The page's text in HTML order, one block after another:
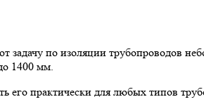
по изоляции трубопроводов
1400 мм.
его практически для любых типов